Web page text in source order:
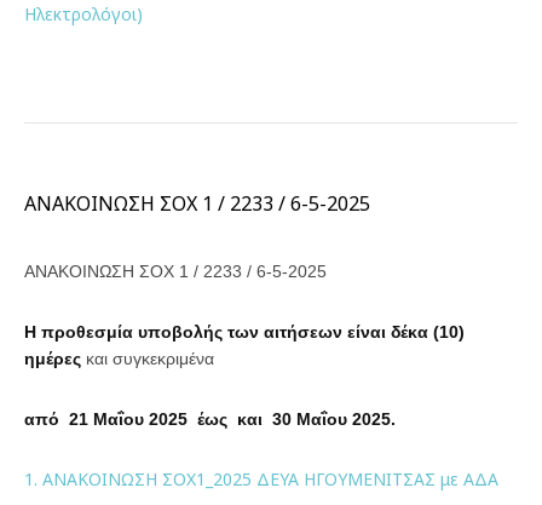
Ηλεκτρολόγοι)
ΑΝΑΚΟΙΝΩΣΗ ΣΟΧ 1 / 2233 / 6-5-2025
ΑΝΑΚΟΙΝΩΣΗ ΣΟΧ 1 / 2233 / 6-5-2025
Η προθεσμία υποβολής των αιτήσεων είναι δέκα (10)
ημέρες και συγκεκριμένα
από 21 Μαΐου 2025 έως και 30 Μαΐου 2025.
1. ΑΝΑΚΟΙΝΩΣΗ ΣΟΧ1_2025 ΔΕΥΑ ΗΓΟΥΜΕΝΙΤΣΑΣ με ΑΔΑ